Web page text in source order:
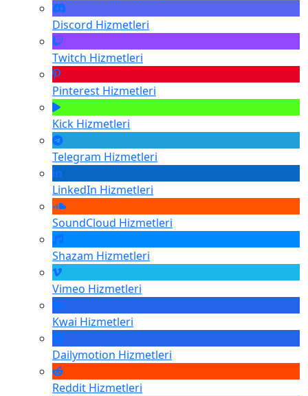
Discord Hizmetleri
Twitch Hizmetleri
Pinterest Hizmetleri
Kick Hizmetleri
Telegram Hizmetleri
LinkedIn Hizmetleri
SoundCloud Hizmetleri
Shazam Hizmetleri
Vimeo Hizmetleri
Kwai Hizmetleri
Dailymotion Hizmetleri
Reddit Hizmetleri